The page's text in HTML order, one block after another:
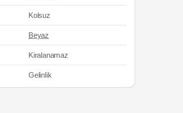
Kolsuz
Beyaz
Kiralanamaz
Gelinlik